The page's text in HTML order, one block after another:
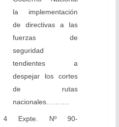
la implementación
de directivas a las
fuerzas de
seguridad
tendientes a
despejar los cortes
de rutas
nacionales……….
4 Expte. Nº 90-